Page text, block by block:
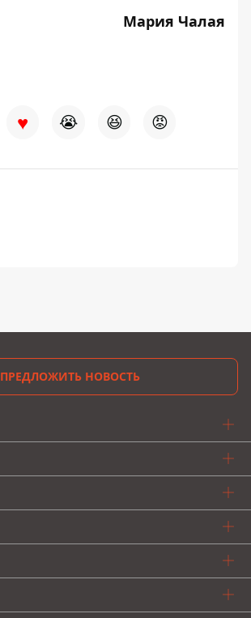
Мария Чалая
♥ 😭 😆 😡
ПРЕДЛОЖИТЬ НОВОСТЬ